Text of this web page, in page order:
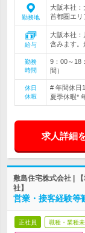
勤務地
大阪本社
首都圏エリ
給与
大阪本社
含みます。
勤務
時間
9：00～18
間）
休日
休暇
# 年間休日
夏季休暇*
求人詳細
敷島住宅株式会社 |
社】
営業・接客経験等
正社員 職種・業種